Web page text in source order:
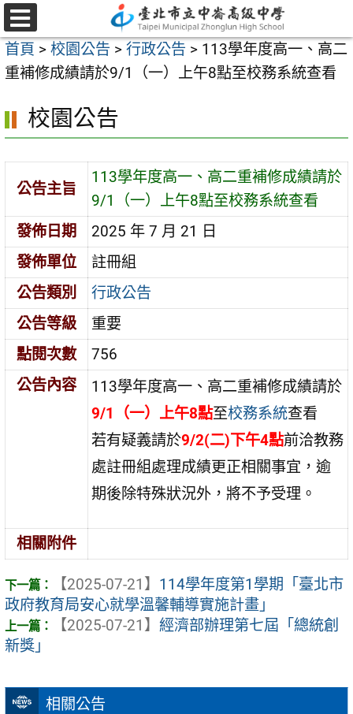
跳
至
主
要
容
選
單
首頁 > 校園公告 > 行政公告 > 113學年度高一、高二
重補修成績請於9/1（一）上午8點至校務系統查看
相關公告
校園公告
公告主旨
113學年度高一、高二重補修成績請於
9/1（一）上午8點至校務系統查看
發佈日期
2025 年 7 月 21 日
發佈單位
註冊組
公告類別
行政公告
公告等級
重要
點閱次數
756
公告內容
113學年度高一、高二重補修成績請於
9/1（一）上午8點至校務系統查看
若有疑義請於9/2(二)下午4點前洽教務
處註冊組處理成績更正相關事宜，逾
期後除特殊狀況外，將不予受理。
相關附件
【2025-07-21】 114學年度第1學期「臺北市
政府教育局安心就學溫馨輔導實施計畫」
【2025-07-21】 經濟部辦理第七屆「總統創
新獎」